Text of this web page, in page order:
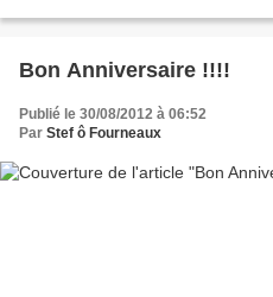
Bon Anniversaire !!!!
Publié le 30/08/2012 à 06:52
Par Stef ô Fourneaux